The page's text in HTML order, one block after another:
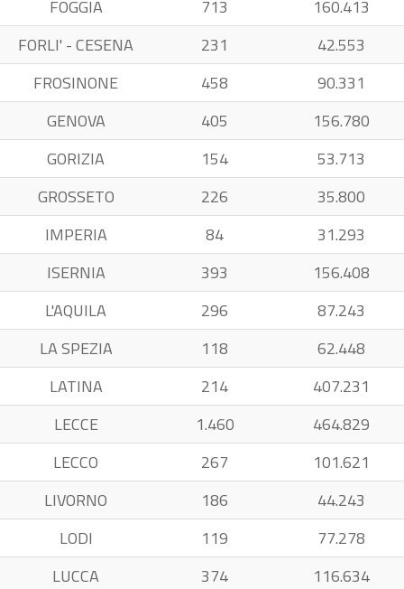
FOGGIA 713
160.413
FORLI' - CESENA
231
42.553
FROSINONE
458
90.331
GENOVA
405
156.780
GORIZIA
154
53.713
GROSSETO
226
35.800
IMPERIA
84
31.293
ISERNIA
393
156.408
L'AQUILA
296
87.243
LA SPEZIA
118
62.448
LATINA
214
407.231
LECCE
1.460
464.829
LECCO
267
101.621
LIVORNO
186
44.243
LODI
119
77.278
LUCCA
374
116.634